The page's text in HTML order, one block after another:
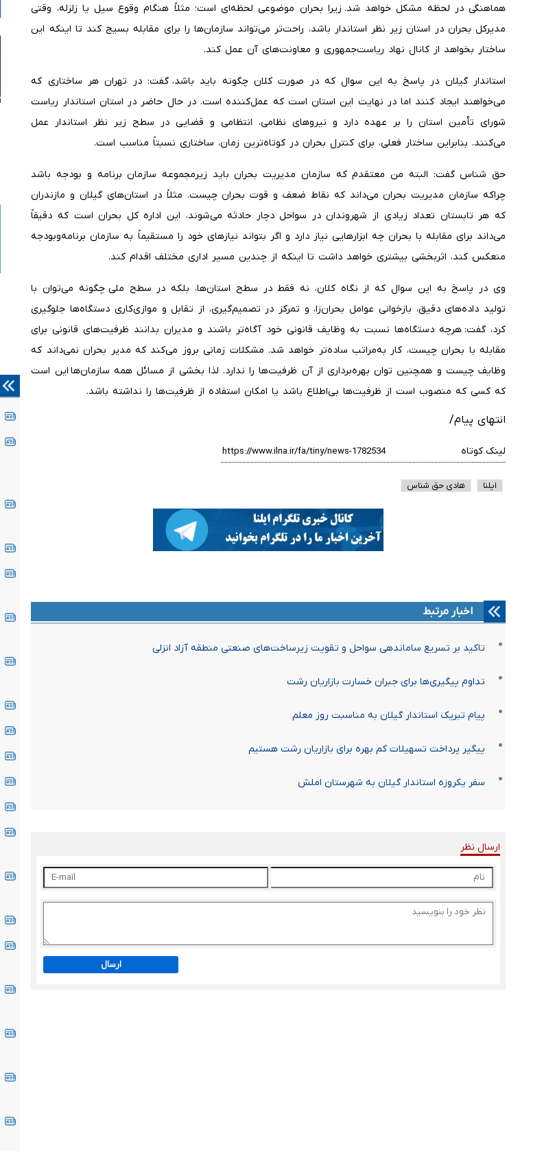
هماهنگی در لحظه مشکل خواهد شد. زیرا بحران موضوعی لحظه‌ای است؛ مثلاً هنگام وقوع سیل یا زلزله، وقتی
مدیرکل بحران در استان زیر نظر استاندار باشد، راحت‌تر می‌تواند سازمان‌ها را برای مقابله بسیج کند تا اینکه این
ساختار بخواهد از کانال نهاد ریاست‌جمهوری و معاونت‌های آن عمل کند.
استاندار گیلان در پاسخ به این سوال که در صورت کلان چگونه باید باشد، گفت: در تهران هر ساختاری که
می‌خواهند ایجاد کنند اما در نهایت این استان است که عمل‌کننده است. در حال حاضر در استان استاندار ریاست
شورای تأمین استان را بر عهده دارد و نیروهای نظامی، انتظامی و قضایی در سطح زیر نظر استاندار عمل
می‌کنند. بنابراین ساختار فعلی، برای کنترل بحران در کوتاه‌ترین زمان، ساختاری نسبتاً مناسب است.
حق شناس گفت: البته من معتقدم که سازمان مدیریت بحران باید زیرمجموعه سازمان برنامه و بودجه باشد
چراکه سازمان مدیریت بحران می‌داند که نقاط ضعف و قوت بحران چیست. مثلاً در استان‌های گیلان و مازندران
که هر تابستان تعداد زیادی از شهروندان در سواحل دچار حادثه می‌شوند، این اداره کل بحران است که دقیقاً
می‌داند برای مقابله با بحران چه ابزارهایی نیاز دارد و اگر بتواند نیازهای خود را مستقیماً به سازمان برنامه‌وبودجه
منعکس کند، اثربخشی بیشتری خواهد داشت تا اینکه از چندین مسیر اداری مختلف اقدام کند.
وی در پاسخ به این سوال که از نگاه کلان، نه فقط در سطح استان‌ها، بلکه در سطح ملی چگونه می‌توان با
تولید داده‌های دقیق، بازخوانی عوامل بحران‌زا، و تمرکز در تصمیم‌گیری، از تقابل و موازی‌کاری دستگاه‌ها جلوگیری
کرد، گفت: هرچه دستگاه‌ها نسبت به وظایف قانونی خود آگاه‌تر باشند و مدیران بدانند ظرفیت‌های قانونی برای
مقابله با بحران چیست، کار به‌مراتب ساده‌تر خواهد شد. مشکلات زمانی بروز می‌کند که مدیر بحران نمی‌داند که
وظایف چیست و همچنین توان بهره‌برداری از آن ظرفیت‌ها را ندارد. لذا بخشی از مسائل همه سازمان‌ها این است
که کسی که منصوب است از ظرفیت‌ها بی‌اطلاع باشد یا امکان استفاده از ظرفیت‌ها را نداشته باشد.
انتهای پیام/
لینک کوتاه
ایلنا هادی حق شناس
اخبار مرتبط
تاکید بر تسریع ساماندهی سواحل و تقویت زیرساخت‌های صنعتی منطقه آزاد انزلی
تداوم پیگیری‌ها برای جبران خسارت بازاریان رشت
پیام تبریک استاندار گیلان به مناسبت روز معلم
پیگیر پرداخت تسهیلات کم بهره برای بازاریان رشت هستیم
سفر یکروزه استاندار گیلان به شهرستان املش
ارسال نظر
ارسال